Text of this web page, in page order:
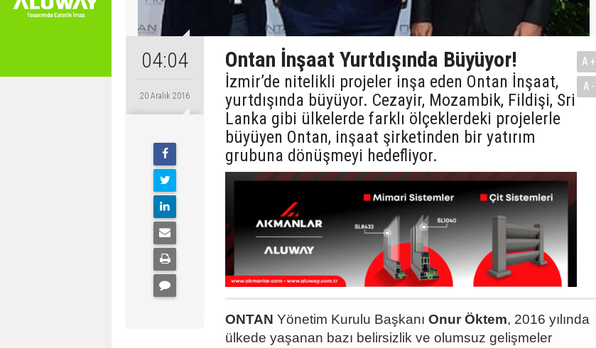
04:04
20 Aralık 2016
Ontan İnşaat Yurtdışında Büyüyor!
İzmir’de nitelikli projeler inşa eden Ontan İnşaat,
yurtdışında büyüyor. Cezayir, Mozambik, Fildişi, Sri
Lanka gibi ülkelerde farklı ölçeklerdeki projelerle
büyüyen Ontan, inşaat şirketinden bir yatırım
grubuna dönüşmeyi hedefliyor.
A+
A-
ONTAN Yönetim Kurulu Başkanı Onur Öktem, 2016 yılında
ülkede yaşanan bazı belirsizlik ve olumsuz gelişmeler